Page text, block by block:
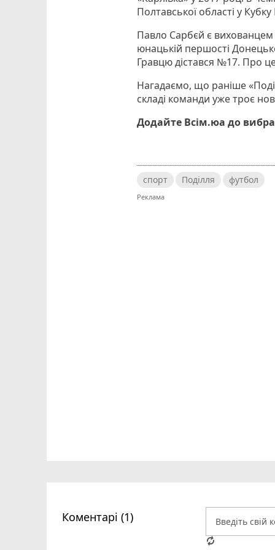
Полтавської області у
Павло Сарбєй є
юнацькій першості
Гравцю дістався №17. Про
Нагадаємо, що раніше
складі команди уже троє
Додайте Всім.юа до
спорт Поділля футбол
Коментарі (1)